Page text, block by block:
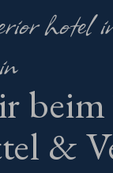
hotel
&